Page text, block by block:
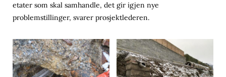
etater som skal samhandle, det gir igjen nye
problemstillinger, svarer prosjektlederen.